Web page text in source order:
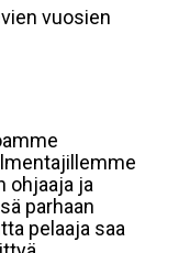
vuosien
ohjaaja ja
parhaan
pelaaja saa